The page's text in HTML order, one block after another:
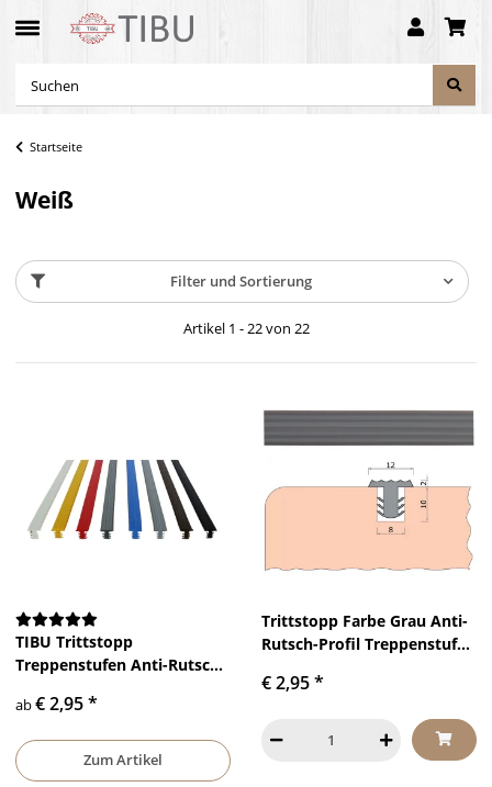
Startseite
Weiß
Filter und Sortierung
Artikel 1 - 22 von 22
TIBU Trittstopp
Treppenstufen Anti-Rutsch-
Rutschgummi in
ab€ 2,95*
Zum Artikel
Trittstopp Farbe Grau Anti-
Rutsch-Profil Treppenstufen
Rutschgummi
€ 2,95*